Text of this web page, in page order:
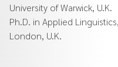
University of Warwick, U.K.
Ph.D. in Applied
London, U.K.